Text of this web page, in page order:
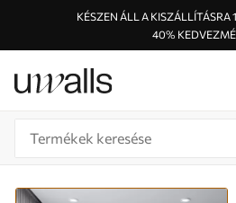
KÉSZEN ÁLL A KISZÁLLÍTÁSRA
40%